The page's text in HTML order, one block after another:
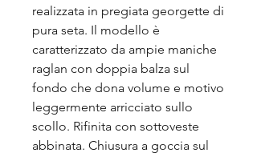
realizzata in pregiata georgette di
pura seta. Il modello è
caratterizzato da ampie maniche
raglan con doppia balza sul
fondo che dona volume e motivo
leggermente arricciato sullo
scollo. Rifinita con sottoveste
abbinata. Chiusura a goccia sul